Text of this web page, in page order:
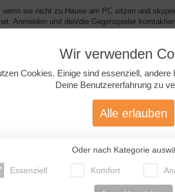
sie nicht zu Hause am PC sitzen und
Anmelden und den/die Gegenspieler
SMS vergleichbar, aber schneller, vielseitiger,
brauchst du, klar).
Wir verwenden
Cookies. Einige sind essenziell, andere
Deine Benutzererfahrung zu
Alle erlauben
Oder nach Kategorie
Essenziell Komfort